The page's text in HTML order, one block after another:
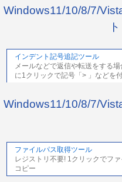
Windows11/10/8/7/
インデント記号追記ツール
メールなどで返信や転送をする
に1クリックで記号「> 」などを
Windows11/10/8/7/
ファイルパス取得ツール
レジストリ不要! 1クリックでフ
コピー